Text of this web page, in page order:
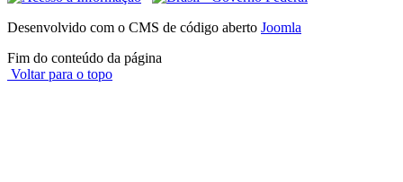
Desenvolvido com o CMS de código aberto Joomla
Fim do conteúdo da página
Voltar para o topo